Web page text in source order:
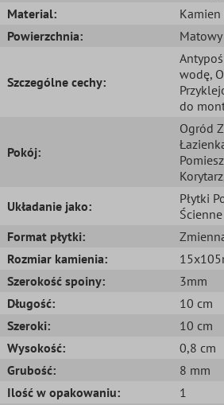
Material:
Powierzchnia:
Matowy
Szczególne cechy:
wodę,
do
Pokój:
Ogród
Korytarz
Układanie jako:
Płytki
Ścienne
Format płytki:
Rozmiar kamienia:
Szerokość spoiny:
3mm
Długość:
10 cm
Szeroki:
10 cm
Wysokość:
0,8 cm
Grubość:
8 mm
Ilość w opakowaniu:
1